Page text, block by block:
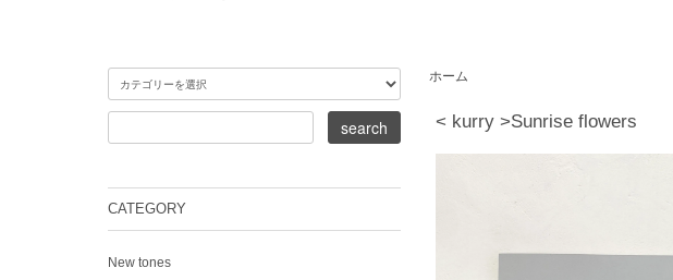
ホーム
< kurry >Sunrise flowers
CATEGORY
New tones